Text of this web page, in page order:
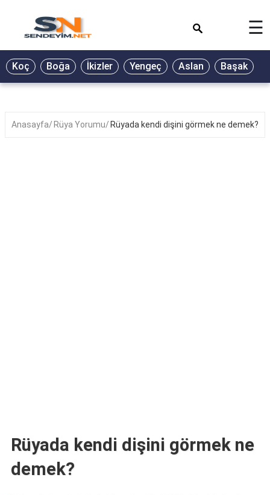
BİYOGRAFİ
GALERİ
☰
Koç Boğa İkizler Yengeç Aslan Başak
Anasayfa Rüya Yorumu Rüyada kendi dişini görmek ne demek?
Rüyada kendi dişini görmek ne
demek?